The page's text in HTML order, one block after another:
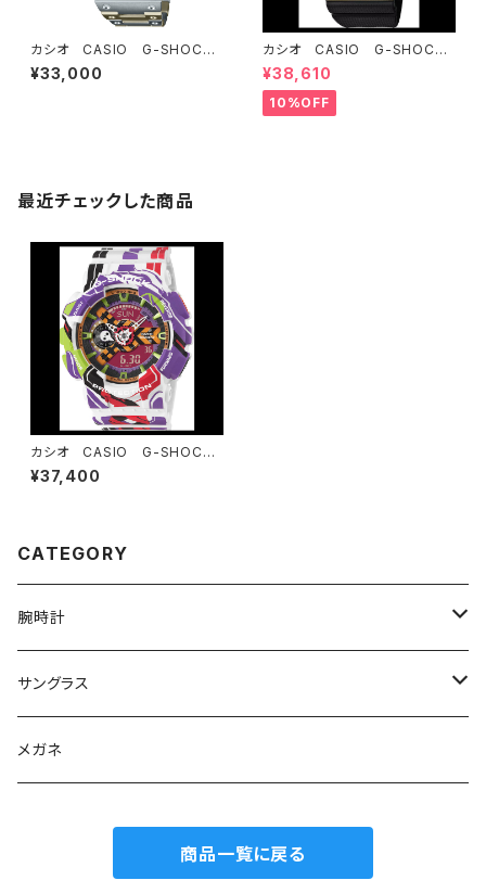
カシオ CASIO G-SHOCK
ジーショック 40th Anniver
sary CLEAR REMIX DWE-5
¥33,000
カシオ CASIO G-SHOCK
ジーショック GBM-2100C
X-9AJR 2026年干支シリー
ズ
¥38,610
10%OFF
最近チェックした商品
カシオ CASIO G-SHOCK
ジーショック エヴァンゲリオ
ンコラボレーションモデル GA
¥37,400
CATEGORY
腕時計
グランドセイコー
Elegance collection
セイコー
サングラス
オークリー
メガネ
商品一覧に戻る